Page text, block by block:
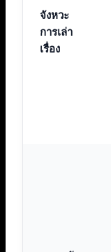
จังหวะ
การเล่า
เรื่อง